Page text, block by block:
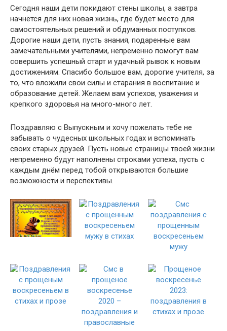
Сегодня наши дети покидают стены школы, а завтра
начнётся для них новая жизнь, где будет место для
самостоятельных решений и обдуманных поступков.
Дорогие наши дети, пусть знания, подаренные вам
замечательными учителями, непременно помогут вам
совершить успешный старт и удачный рывок к новым
достижениям. Спасибо большое вам, дорогие учителя, за
то, что вложили свои силы и старания в воспитание и
образование детей. Желаем вам успехов, уважения и
крепкого здоровья на много-много лет.
Поздравляю с Выпускным и хочу пожелать тебе не
забывать о чудесных школьных годах и вспоминать
своих старых друзей. Пусть новые страницы твоей жизни
непременно будут наполнены строками успеха, пусть с
каждым днём перед тобой открываются большие
возможности и перспективы.